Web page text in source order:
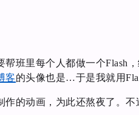
帮班里每个人都做一个Flash
客的头像也是…于是我就用
作的动画，为此还熬夜了。